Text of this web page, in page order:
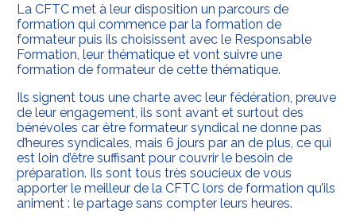
La CFTC met à leur disposition un parcours de
formation qui commence par la formation de
formateur puis ils choisissent avec le Responsable
Formation, leur thématique et vont suivre une
formation de formateur de cette thématique.
Ils signent tous une charte avec leur fédération, preuve
de leur engagement, ils sont avant et surtout des
bénévoles car être formateur syndical ne donne pas
d’heures syndicales, mais 6 jours par an de plus, ce qui
est loin d’être suffisant pour couvrir le besoin de
préparation. Ils sont tous très soucieux de vous
apporter le meilleur de la CFTC lors de formation qu’ils
animent : le partage sans compter leurs heures.